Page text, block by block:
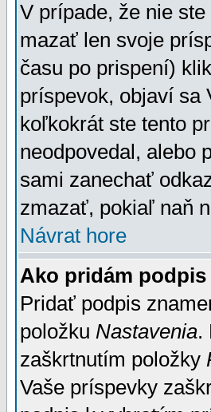
V prípade, že nie
mazať len svoje
času po prispení)
príspevok, objaví sa
koľkokrát ste tento
neodpovedal, alebo
sami zanechať
zmazať, pokiaľ naň
Návrat hore
Ako pridám
Pridať podpis
položku Nastavenia.
zaškrtnutím položky
Vaše príspevky